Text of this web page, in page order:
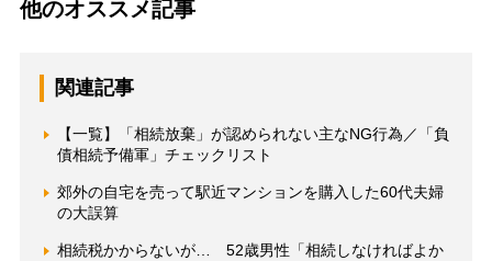
他のオススメ記事
関連記事
【一覧】「相続放棄」が認められない主なNG行為／「負
債相続予備軍」チェックリスト
郊外の自宅を売って駅近マンションを購入した60代夫婦
の大誤算
相続税かからないが… 52歳男性「相続しなければよか